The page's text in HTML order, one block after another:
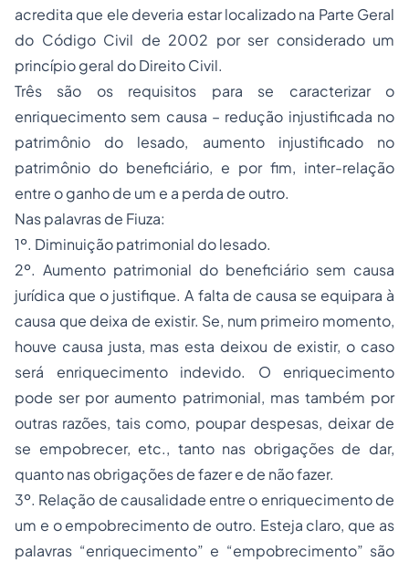
acredita que ele deveria estar localizado na Parte Geral
do Código Civil de 2002 por ser considerado um
princípio geral do Direito Civil.
Três são os requisitos para se caracterizar o
enriquecimento sem causa – redução injustificada no
patrimônio do lesado, aumento injustificado no
patrimônio do beneficiário, e por fim, inter-relação
entre o ganho de um e a perda de outro.
Nas palavras de Fiuza:
1º. Diminuição patrimonial do lesado.
2º. Aumento patrimonial do beneficiário sem causa
jurídica que o justifique. A falta de causa se equipara à
causa que deixa de existir. Se, num primeiro momento,
houve causa justa, mas esta deixou de existir, o caso
será enriquecimento indevido. O enriquecimento
pode ser por aumento patrimonial, mas também por
outras razões, tais como, poupar despesas, deixar de
se empobrecer, etc., tanto nas obrigações de dar,
quanto nas obrigações de fazer e de não fazer.
3º. Relação de causalidade entre o enriquecimento de
um e o empobrecimento de outro. Esteja claro, que as
palavras “enriquecimento” e “empobrecimento” são